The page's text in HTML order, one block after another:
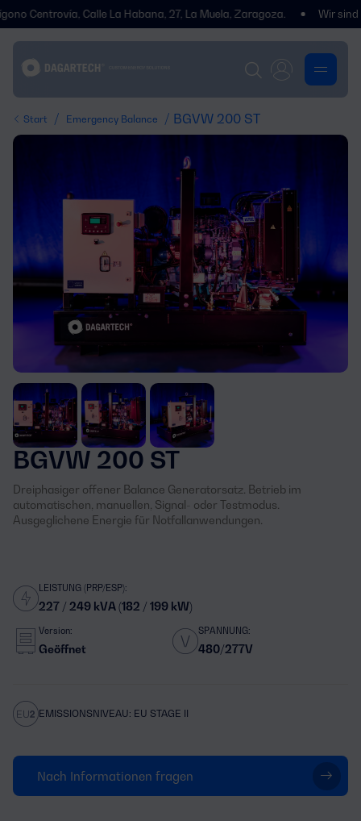
Calle La Habana, 27, La Muela, Zaragoza. Wir sind
Start / Emergency Balance / BGVW 200 ST
BGVW 200 ST
Dreiphasiger offener Balance Generatorsatz. Betrieb im
automatischen, manuellen, Signal- oder Testmodus.
Ausgeglichene Energie für Notfallanwendungen.
LEISTUNG (PRP/ESP):
227 / 249 kVA (182 / 199 kW)
Version:
Geöffnet
SPANNUNG:
480/277V
EMISSIONSNIVEAU: EU STAGE II
Nach Informationen fragen